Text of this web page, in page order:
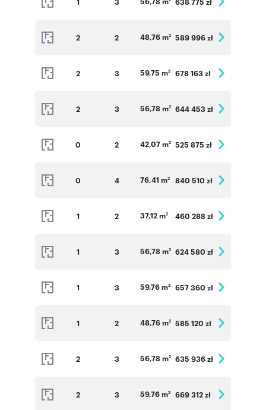
2 2 48,76 m2 589 996 zł
2 3 59,75 m2 678 163 zł
2 3 56,78 m2 644 453 zł
0 2 42,07 m2 525 875 zł
0 4 76,41 m2 840 510 zł
1 2 37,12 m2 460 288 zł
1 3 56,78 m2 624 580 zł
1 3 59,76 m2 657 360 zł
1 2 48,76 m2 585 120 zł
2 3 56,78 m2 635 936 zł
2 3 59,76 m2 669 312 zł